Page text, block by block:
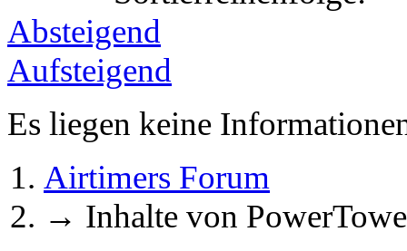
Absteigend
Aufsteigend
Es liegen keine
Airtimers Forum
→ Inhalte von